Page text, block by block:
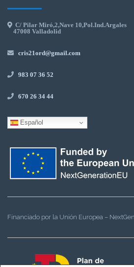
C/ Pilar Miró,2,Nave 10,Pol.Ind.Argales
47008 Valladolid
cris21ord@gmail.com
983 07 36 52
670 26 34 44
Español
Financiado por la Unión Europea –